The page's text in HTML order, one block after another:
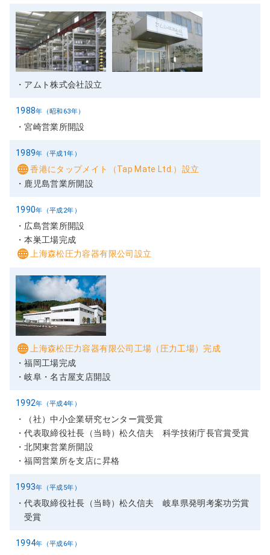
1987年（昭和62年）
アムト株式会社設立
1988年（昭和63年）
宮崎営業所開設
1989年（平成1年）
香港にタップメイト（Tap Mate Ltd.）設立
鹿児島営業所開設
1990年（平成2年）
広島営業所開設
本巣工場完成
上海森松圧力容器有限公司設立
1991年（平成3年）
上海森松圧力容器有限公司工場（圧力工場）完成
福岡工場完成
岐阜・名古屋支店開設
1992年（平成4年）
（社）中小企業研究センター賞受賞
代表取締役社長（当時）松久信夫 科学技術庁長官賞受賞
北関東営業所開設
福岡営業所を支店に昇格
1993年（平成5年）
代表取締役社長（当時）松久信夫 岐阜県発明考案功労賞
受賞
1994年（平成6年）